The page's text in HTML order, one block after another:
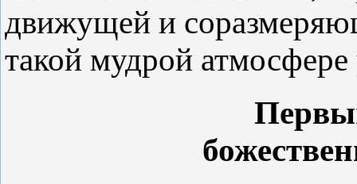
движущей и
такой мудрой